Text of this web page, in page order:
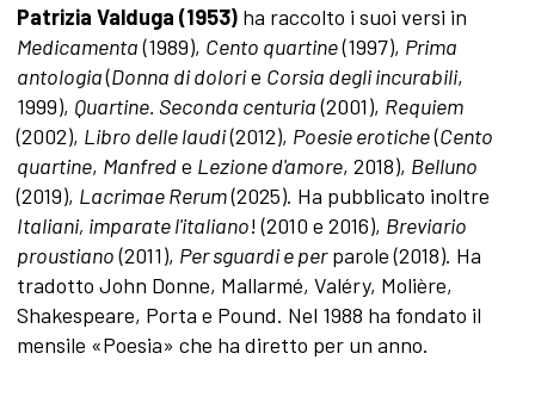
Patrizia Valduga (1953) ha raccolto i suoi versi in
Medicamenta(1989), Cento quartine(1997), Prima
antologia(Donna di dolorie Corsia degli incurabili,
1999), Quartine. Seconda centuria(2001), Requiem
(2002), Libro delle laudi(2012), Poesie erotiche(Cento
quartine, Manfrede Lezione d'amore, 2018), Belluno
(2019), Lacrimae Rerum(2025). Ha pubblicato inoltre
Italiani, imparate l'italiano! (2010 e 2016), Breviario
proustiano(2011), Per sguardi e perparole (2018). Ha
tradotto John Donne, Mallarmé, Valéry, Molière,
Shakespeare, Porta e Pound. Nel 1988 ha fondato il
mensile «Poesia» che ha diretto per un anno.